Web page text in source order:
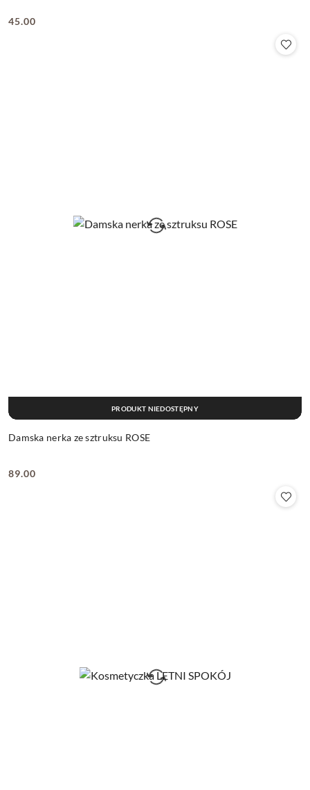
Cena:
45.00
Damska nerka ze sztruksu ROSE
Cena:
89.00
PRODUKT NIEDOSTĘPNY